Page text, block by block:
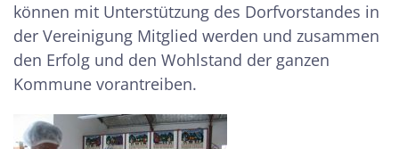
können mit Unterstützung des Dorfvorstandes in
der Vereinigung Mitglied werden und zusammen
den Erfolg und den Wohlstand der ganzen
Kommune vorantreiben.